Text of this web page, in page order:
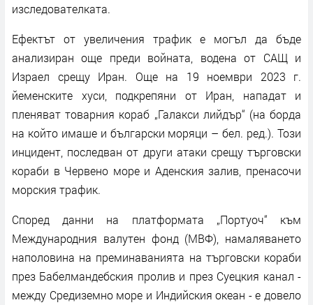
изследователката.
Ефектът от увеличения трафик е могъл да бъде
анализиран още преди войната, водена от САЩ и
Израел срещу Иран. Още на 19 ноември 2023 г.
йеменските хуси, подкрепяни от Иран, нападат и
пленяват товарния кораб „Галакси лийдър“ (на борда
на който имаше и български моряци – бел. ред.). Този
инцидент, последван от други атаки срещу търговски
кораби в Червено море и Аденския залив, пренасочи
морския трафик.
Според данни на платформата „Портуоч“ към
Международния валутен фонд (МВФ), намаляването
наполовина на преминаванията на търговски кораби
през Бабелмандебския пролив и през Суецкия канал -
между Средиземно море и Индийския океан - е довело